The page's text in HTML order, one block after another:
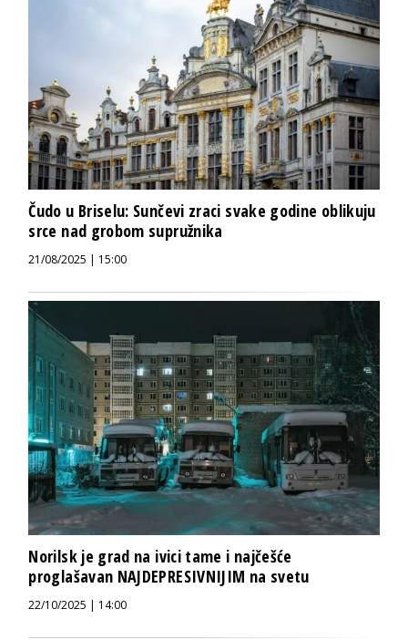
Čudo u Briselu: Sunčevi zraci svake godine oblikuju
srce nad grobom supružnika
21/08/2025 | 15:00
Norilsk je grad na ivici tame i najčešće
proglašavan NAJDEPRESIVNIJIM na svetu
22/10/2025 | 14:00